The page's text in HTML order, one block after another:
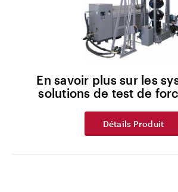
En savoir plus sur les
solutions de test de
Détails Produit